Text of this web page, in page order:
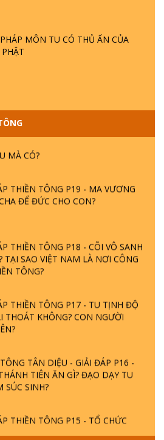
MÔN TU CÓ THỦ ẤN CỦA
? | TTTD
THIỀN TÔNG ĐẶC BIỆT PHẦN 20
NHÂN LÀ AI? PHIỀN NÃO
MÀ CÓ?
THIỀN TÔNG P19 - MA VƯƠNG
ĐỂ ĐỨC CHO CON?
THIỀN TÔNG P18 - CÕI VÔ SANH
TẠI SAO VIỆT NAM LÀ NƠI CÔNG
TÔNG?
THIỀN TÔNG P17 - TU TỊNH ĐỘ
THOÁT KHÔNG? CON NGƯỜI
TÔNG TÂN DIỆU - GIẢI ĐÁP P16 -
TIÊN ĂN GÌ? ĐẠO DẠY TU
SÚC SINH?
THIỀN TÔNG P15 - TỔ CHỨC
HỒN - GIÁO LÝ ĐẠO PHẬT KHI
BẢN